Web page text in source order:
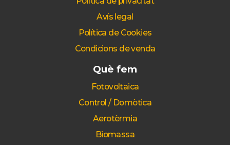
Avís legal
Política de Cookies
Condicions de venda
Què fem
Fotovoltaica
Control / Domòtica
Aerotèrmia
Biomassa